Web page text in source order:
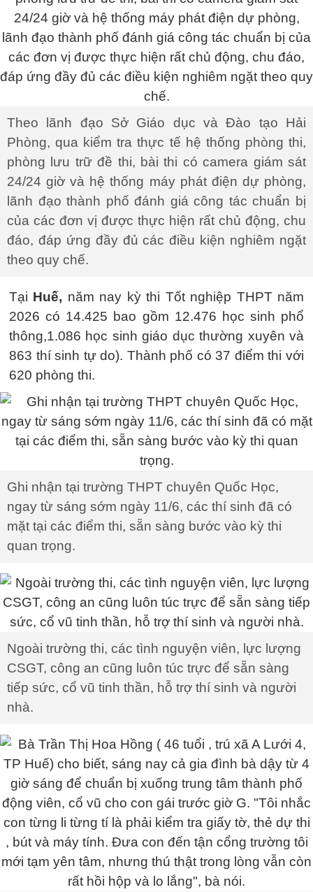
Theo lãnh đạo Sở Giáo dục và Đào tạo Hải
Phòng, qua kiểm tra thực tế hệ thống phòng thi,
phòng lưu trữ đề thi, bài thi có camera giám sát
24/24 giờ và hệ thống máy phát điện dự phòng,
lãnh đạo thành phố đánh giá công tác chuẩn bị
của các đơn vị được thực hiện rất chủ động, chu
đáo, đáp ứng đầy đủ các điều kiện nghiêm ngặt
theo quy chế.
Tại Huế, năm nay kỳ thi Tốt nghiệp THPT năm
2026 có 14.425 bao gồm 12.476 học sinh phổ
thông,1.086 học sinh giáo dục thường xuyên và
863 thí sinh tự do). Thành phố có 37 điểm thi với
620 phòng thi.
Ghi nhận tại trường THPT chuyên Quốc Học,
ngay từ sáng sớm ngày 11/6, các thí sinh đã có
mặt tại các điểm thi, sẵn sàng bước vào kỳ thi
quan trọng.
Ngoài trường thi, các tình nguyện viên, lực lượng
CSGT, công an cũng luôn túc trực để sẵn sàng
tiếp sức, cổ vũ tinh thần, hỗ trợ thí sinh và người
nhà.